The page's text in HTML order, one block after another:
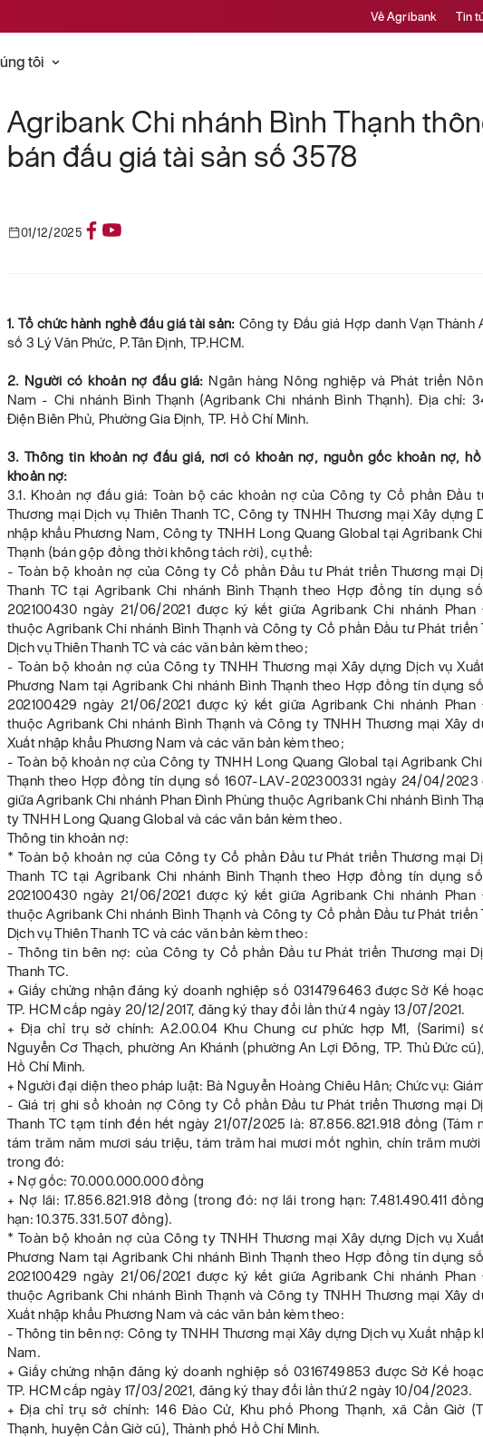
Về Agribank Tin
tôi
Agribank Chi nhánh Bình Thạnh
bán đấu giá tài sản số 3578
01/12/2025
1. Tổ chức hành nghề đấu giá tài sản: Công ty Đấu giá Hợp danh Vạn Thành
số 3 Lý Văn Phức, P.Tân Định, TP.HCM.
2. Người có khoản nợ đấu giá: Ngân hàng Nông nghiệp và Phát triển
Nam - Chi nhánh Bình Thạnh (Agribank Chi nhánh Bình Thạnh). Địa chỉ:
Điện Biên Phủ, Phường Gia Định, TP. Hồ Chí Minh.
3. Thông tin khoản nợ đấu giá, nơi có khoản nợ, nguồn gốc khoản nợ,
khoản nợ:
3.1. Khoản nợ đấu giá: Toàn bộ các khoản nợ của Công ty Cổ phần Đầu
Thương mại Dịch vụ Thiên Thanh TC, Công ty TNHH Thương mại Xây dựng
nhập khẩu Phương Nam, Công ty TNHH Long Quang Global tại Agribank
Thạnh (bán gộp đồng thời không tách rời), cụ thể:
- Toàn bộ khoản nợ của Công ty Cổ phần Đầu tư Phát triển Thương mại
Thanh TC tại Agribank Chi nhánh Bình Thạnh theo Hợp đồng tín dụng
202100430 ngày 21/06/2021 được ký kết giữa Agribank Chi nhánh Phan
thuộc Agribank Chi nhánh Bình Thạnh và Công ty Cổ phần Đầu tư Phát triển
Dịch vụ Thiên Thanh TC và các văn bản kèm theo;
- Toàn bộ khoản nợ của Công ty TNHH Thương mại Xây dựng Dịch vụ
Phương Nam tại Agribank Chi nhánh Bình Thạnh theo Hợp đồng tín dụng
202100429 ngày 21/06/2021 được ký kết giữa Agribank Chi nhánh Phan
thuộc Agribank Chi nhánh Bình Thạnh và Công ty TNHH Thương mại Xây
Xuất nhập khẩu Phương Nam và các văn bản kèm theo;
- Toàn bộ khoản nợ của Công ty TNHH Long Quang Global tại Agribank
Thạnh theo Hợp đồng tín dụng số 1607-LAV-202300331 ngày 24/04/2023
giữa Agribank Chi nhánh Phan Đình Phùng thuộc Agribank Chi nhánh Bình
ty TNHH Long Quang Global và các văn bản kèm theo.
Thông tin khoản nợ:
* Toàn bộ khoản nợ của Công ty Cổ phần Đầu tư Phát triển Thương mại
Thanh TC tại Agribank Chi nhánh Bình Thạnh theo Hợp đồng tín dụng
202100430 ngày 21/06/2021 được ký kết giữa Agribank Chi nhánh Phan
thuộc Agribank Chi nhánh Bình Thạnh và Công ty Cổ phần Đầu tư Phát triển
Dịch vụ Thiên Thanh TC và các văn bản kèm theo:
- Thông tin bên nợ: của Công ty Cổ phần Đầu tư Phát triển Thương mại
Thanh TC.
+ Giấy chứng nhận đăng ký doanh nghiệp số 0314796463 được Sở Kế
TP. HCM cấp ngày 20/12/2017, đăng ký thay đổi lần thứ 4 ngày 13/07/2021.
+ Địa chỉ trụ sở chính: A2.00.04 Khu Chung cư phức hợp M1, (Sarimi)
Nguyễn Cơ Thạch, phường An Khánh (phường An Lợi Đông, TP. Thủ Đức
Hồ Chí Minh.
+ Người đại diện theo pháp luật: Bà Nguyễn Hoàng Chiêu Hân; Chức vụ:
- Giá trị ghi sổ khoản nợ Công ty Cổ phần Đầu tư Phát triển Thương mại
Thanh TC tạm tính đến hết ngày 21/07/2025 là: 87.856.821.918 đồng (Tám
tám trăm năm mươi sáu triệu, tám trăm hai mươi mốt nghìn, chín trăm mười
trong đó:
+ Nợ gốc: 70.000.000.000 đồng
+ Nợ lãi: 17.856.821.918 đồng (trong đó: nợ lãi trong hạn: 7.481.490.411
hạn: 10.375.331.507 đồng).
* Toàn bộ khoản nợ của Công ty TNHH Thương mại Xây dựng Dịch vụ
Phương Nam tại Agribank Chi nhánh Bình Thạnh theo Hợp đồng tín dụng
202100429 ngày 21/06/2021 được ký kết giữa Agribank Chi nhánh Phan
thuộc Agribank Chi nhánh Bình Thạnh và Công ty TNHH Thương mại Xây
Xuất nhập khẩu Phương Nam và các văn bản kèm theo:
- Thông tin bên nợ: Công ty TNHH Thương mại Xây dựng Dịch vụ Xuất nhập
Nam.
+ Giấy chứng nhận đăng ký doanh nghiệp số 0316749853 được Sở Kế
TP. HCM cấp ngày 17/03/2021, đăng ký thay đổi lần thứ 2 ngày 10/04/2023.
+ Địa chỉ trụ sở chính: 146 Đào Cử, Khu phố Phong Thạnh, xã Cần Giờ
Thạnh, huyện Cần Giờ cũ), Thành phố Hồ Chí Minh.